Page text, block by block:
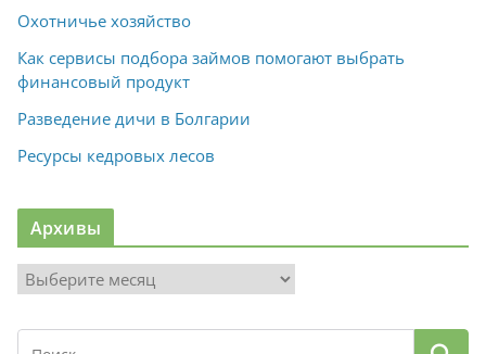
Охотничье хозяйство
Как сервисы подбора займов помогают выбрать
финансовый продукт
Разведение дичи в Болгарии
Ресурсы кедровых лесов
Архивы
х